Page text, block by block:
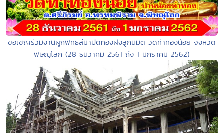
ขอเชิญร่วมงานผูกพัทธสีมาปิดทองฝังลูกนิมิต วัดท่าทองน้อย จังหวัด
พิษณุโลก (28 ธันวาคม 2561 ถึง 1 มกราคม 2562)